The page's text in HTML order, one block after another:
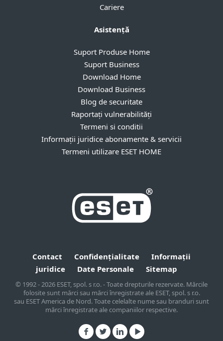
Cariere
Asistență
Suport Produse Home
Suport Business
Download Home
Download Business
Blog de securitate
Raportați vulnerabilități
Termeni si conditii
Informații juridice abonamente & servicii
Termeni utilizare ESET HOME
Contact Confidențialitate
Informații
juridice
Date Personale Sitemap
© 1992 - 2026 ESET, spol. s r.o. - Toate drepturile rezervate. Mărcile
folosite sunt mărci sau mărci înregistrate ale ESET, spol. s r.o.
sau ESET America de Nord. Toate celelalte nume sau branduri sunt
mărci înregistrate ale companiilor respective.